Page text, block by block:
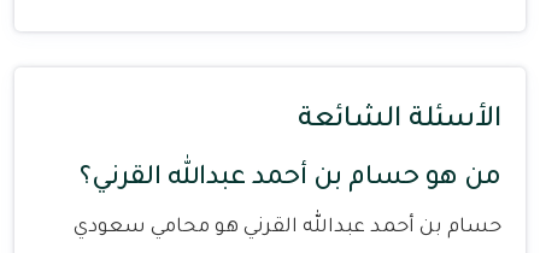
الأسئلة الشائعة
من هو حسام بن أحمد عبدالله القرني؟
حسام بن أحمد عبدالله القرني هو محامي سعودي